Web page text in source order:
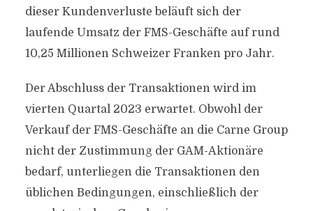
dieser Kundenverluste beläuft sich der
laufende Umsatz der FMS-Geschäfte auf rund
10,25 Millionen Schweizer Franken pro Jahr.
Der Abschluss der Transaktionen wird im
vierten Quartal 2023 erwartet. Obwohl der
Verkauf der FMS-Geschäfte an die Carne Group
nicht der Zustimmung der GAM-Aktionäre
bedarf, unterliegen die Transaktionen den
üblichen Bedingungen, einschließlich der